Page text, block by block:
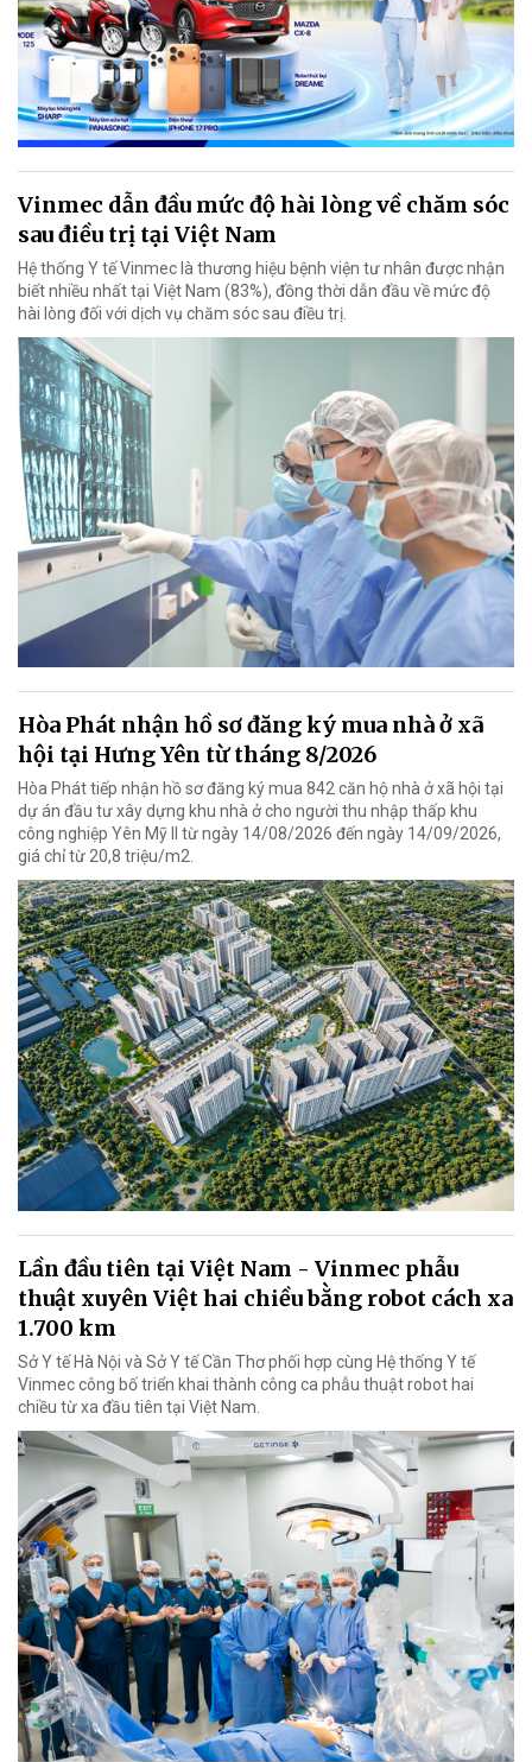
Vinmec dẫn đầu mức độ hài lòng về chăm sóc
sau điều trị tại Việt Nam
Hệ thống Y tế Vinmec là thương hiệu bệnh viện tư nhân được nhận
biết nhiều nhất tại Việt Nam (83%), đồng thời dẫn đầu về mức độ
hài lòng đối với dịch vụ chăm sóc sau điều trị.
Hòa Phát nhận hồ sơ đăng ký mua nhà ở xã
hội tại Hưng Yên từ tháng 8/2026
Hòa Phát tiếp nhận hồ sơ đăng ký mua 842 căn hộ nhà ở xã hội tại
dự án đầu tư xây dựng khu nhà ở cho người thu nhập thấp khu
công nghiệp Yên Mỹ II từ ngày 14/08/2026 đến ngày 14/09/2026,
giá chỉ từ 20,8 triệu/m2.
Lần đầu tiên tại Việt Nam - Vinmec phẫu
thuật xuyên Việt hai chiều bằng robot cách xa
1.700 km
Sở Y tế Hà Nội và Sở Y tế Cần Thơ phối hợp cùng Hệ thống Y tế
Vinmec công bố triển khai thành công ca phẫu thuật robot hai
chiều từ xa đầu tiên tại Việt Nam.